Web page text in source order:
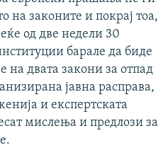
1080p
на законите и покрај тоа,
од две недели 30
барале да биде
на двата закони за отпад
јавна расправа,
и експертската
мислења и предлози за